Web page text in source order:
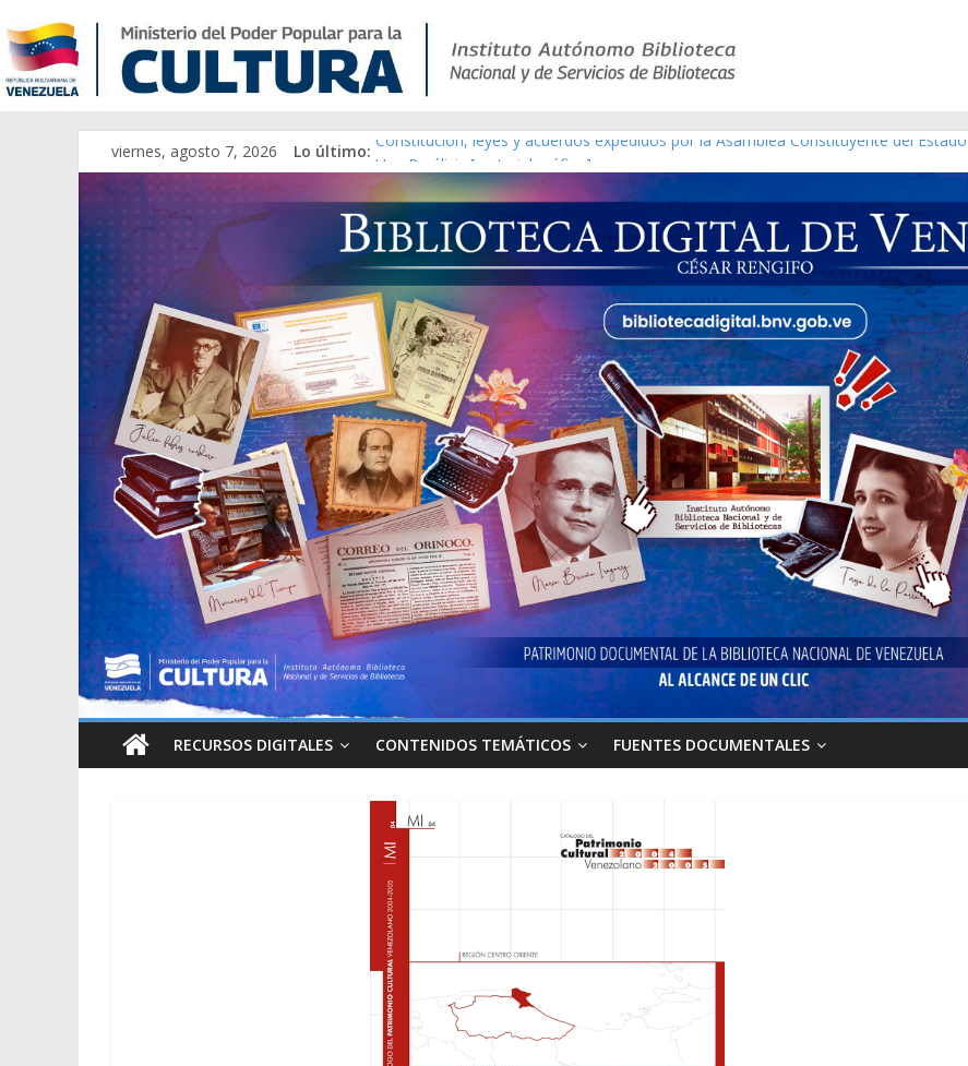
viernes, agosto 7, 2026 Lo último: Constitución, leyes y acuerdos expedidos por la Asamblea Constituyente del
Una Parálisis [material gráfico]
Modesta Bor Sánchez [material gráfico]
Gaceta Oficial de la República de Venezuela año CXXXIII Mes V, Caracas 09 de
Catálogo temático de obras de Modesta Bor
RECURSOS DIGITALES CONTENIDOS TEMÁTICOS FUENTES DOCUMENTALES